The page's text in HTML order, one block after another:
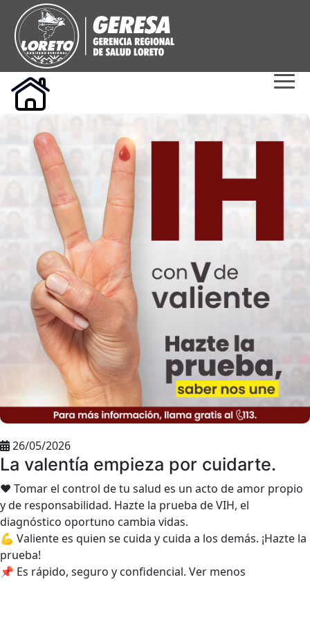
26/05/2026
La valentía empieza por cuidarte.
❤️ Tomar el control de tu salud es un acto de amor propio
y de responsabilidad. Hazte la prueba de VIH, el
diagnóstico oportuno cambia vidas.
💪 Valiente es quien se cuida y cuida a los demás. ¡Hazte la
prueba!
📌 Es rápido, seguro y confidencial. Ver menos